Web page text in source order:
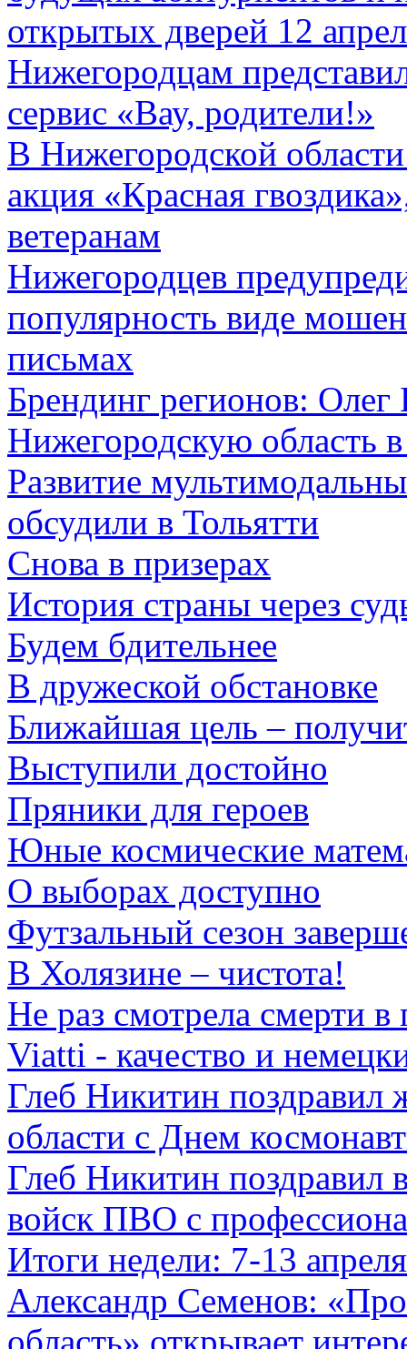
открытых дверей 12
Нижегородцам
сервис «Вау, родители!»
В Нижегородской области
акция «Красная
ветеранам
Нижегородцев
популярность виде
письмах
Брендинг регионов: Олег
Нижегородскую область
Развитие
обсудили в Тольятти
Снова в призерах
История страны через
Будем бдительнее
В дружеской обстановке
Ближайшая цель –
Выступили достойно
Пряники для героев
Юные космические
О выборах доступно
Футзальный сезон
В Холязине – чистота!
Не раз смотрела смерти в
Viatti - качество и
Глеб Никитин поздравил
области с Днем
Глеб Никитин поздравил
войск ПВО с
Итоги недели: 7-13 апреля
Александр Семенов: